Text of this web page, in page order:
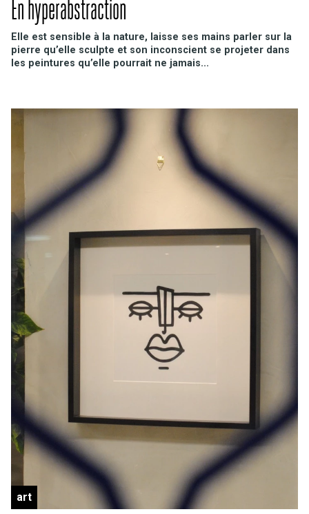
En hyperabstraction
Elle est sensible à la nature, laisse ses mains parler sur la
pierre qu’elle sculpte et son inconscient se projeter dans
les peintures qu’elle pourrait ne jamais...
art